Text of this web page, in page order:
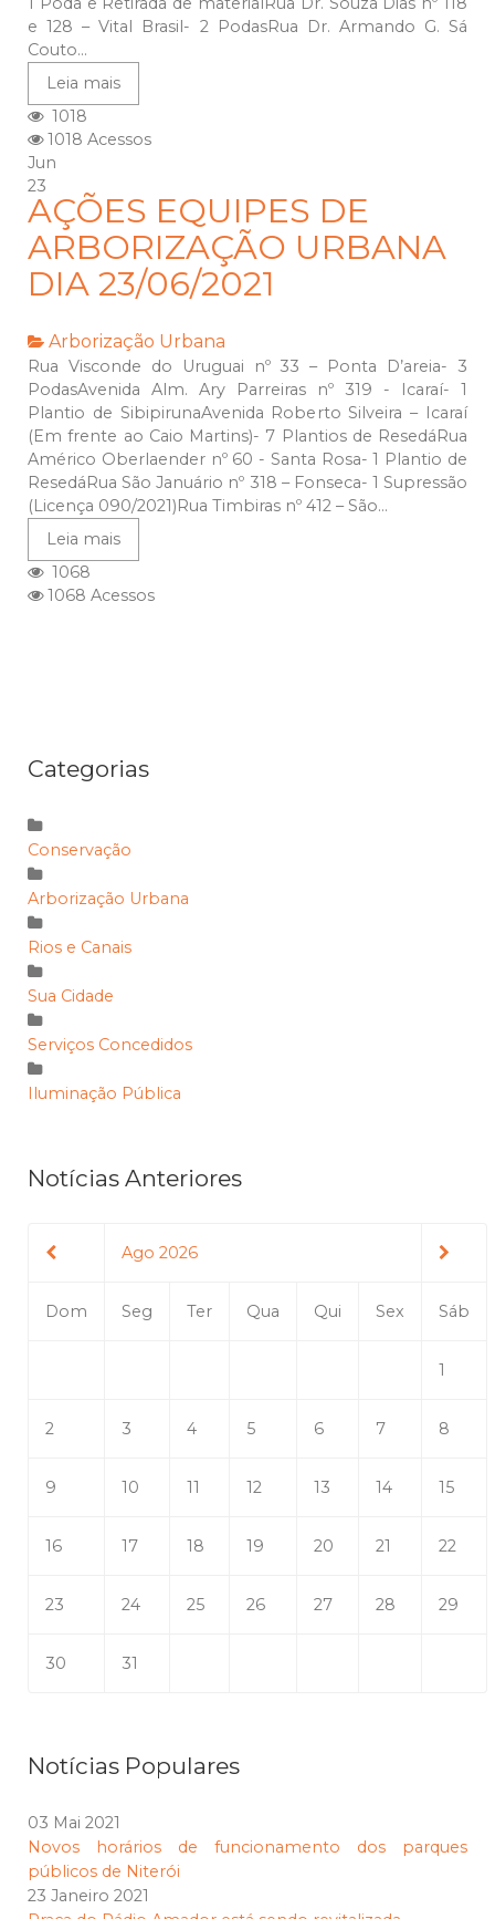
e 128 – Vital Brasil- 2 PodasRua Dr. Armando G. Sá
Couto...
Leia mais
1018
1018 Acessos
Jun
23
AÇÕES EQUIPES DE
ARBORIZAÇÃO URBANA
DIA 23/06/2021
Arborização Urbana
Rua Visconde do Uruguai nº 33 – Ponta D’areia- 3
PodasAvenida Alm. Ary Parreiras nº 319 - Icaraí- 1
Plantio de SibipirunaAvenida Roberto Silveira – Icaraí
(Em frente ao Caio Martins)- 7 Plantios de ResedáRua
Américo Oberlaender nº 60 - Santa Rosa- 1 Plantio de
ResedáRua São Januário nº 318 – Fonseca- 1 Supressão
(Licença 090/2021)Rua Timbiras nº 412 – São...
Leia mais
1068
1068 Acessos
Categorias
Conservação
Arborização Urbana
Rios e Canais
Sua Cidade
Serviços Concedidos
Iluminação Pública
Notícias Anteriores
Ago 2026
Dom Seg Ter Qua Qui Sex Sáb
1
2 3 4 5 6 7 8
9 10 11 12 13 14 15
16 17 18 19 20 21 22
23 24 25 26 27 28 29
30 31
Notícias Populares
03 Mai 2021
Novos horários de funcionamento dos parques
públicos de Niterói
23 Janeiro 2021